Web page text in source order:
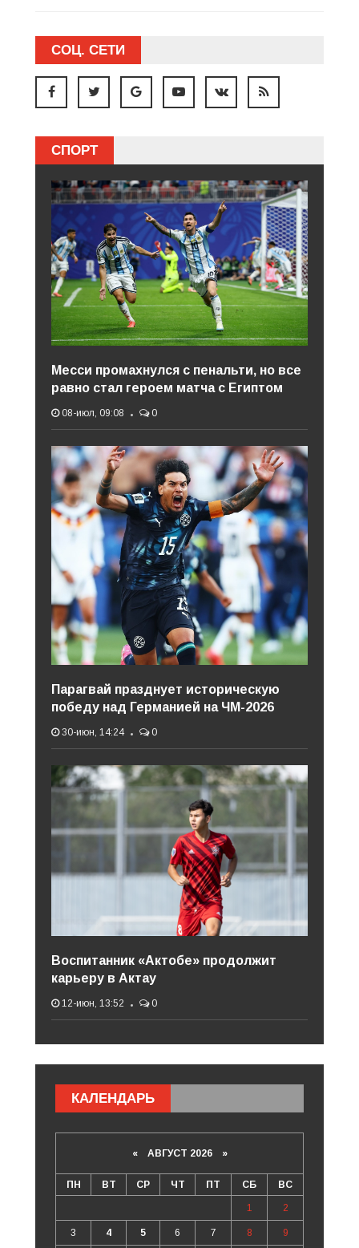
СОЦ. СЕТИ
СПОРТ
Месси промахнулся с пенальти, но все
равно стал героем матча с Египтом
08-июл, 09:08 0
Парагвай празднует историческую
победу над Германией на ЧМ-2026
30-июн, 14:24 0
Воспитанник «Актобе» продолжит
карьеру в Актау
12-июн, 13:52 0
КАЛЕНДАРЬ
«АВГУСТ 2026 »
ПН ВТ СР ЧТ ПТ СБ ВС
1 2
3 4 5 6 7 8 9